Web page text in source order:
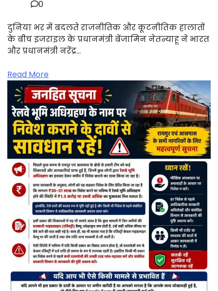
0
दुनिया भर में बदलते राजनीतिक और कूटनीतिक हालातों
के बीच इजराइल के प्रधानमंत्री बेंजामिन नेतन्याहू ने भारत
और प्रधानमंत्री नरेंद्र…
Read More